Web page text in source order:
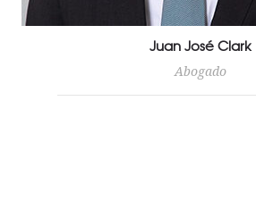
Juan José Clark
Abogado